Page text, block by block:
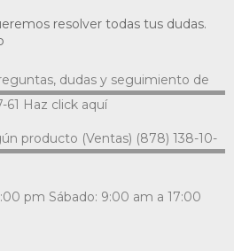
resolver todas tus dudas.
dudas y seguimiento de
61 Haz click aquí
producto (Ventas) (878) 138-10-
pm Sábado: 9:00 am a 17:00